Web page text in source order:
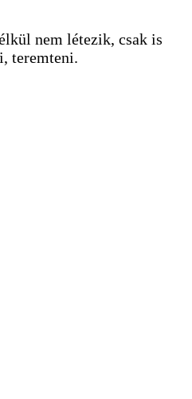
nem létezik, csak is
teremteni.